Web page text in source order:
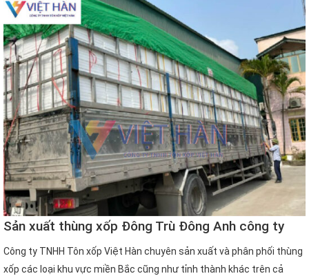
Sản xuất thùng xốp Đông Trù Đông Anh công ty
Việt Hàn
Công ty TNHH Tôn xốp Việt Hàn chuyên sản xuất và phân phối thùng
xốp các loại khu vực miền Bắc cũng như tỉnh thành khác trên cả